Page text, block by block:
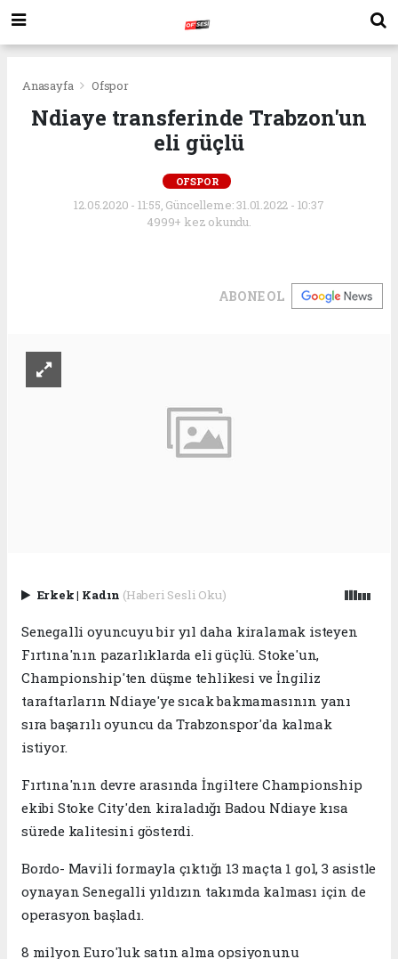
Anasayfa Ofspor
Ndiaye transferinde Trabzon'un
eli güçlü
OFSPOR
12.05.2020 - 11:55, Güncelleme: 31.01.2022 - 10:37
4999+ kez okundu.
ABONE OL
Erkek| Kadın (Haberi Sesli Oku)
Senegalli oyuncuyu bir yıl daha kiralamak isteyen
Fırtına'nın pazarlıklarda eli güçlü. Stoke'un,
Championship'ten düşme tehlikesi ve İngiliz
taraftarların Ndiaye'ye sıcak bakmamasının yanı
sıra başarılı oyuncu da Trabzonspor'da kalmak
istiyor.
Fırtına'nın devre arasında İngiltere Championship
ekibi Stoke City'den kiraladığı Badou Ndiaye kısa
sürede kalitesini gösterdi.
Bordo- Mavili formayla çıktığı 13 maçta 1 gol, 3 asistle
oynayan Senegalli yıldızın takımda kalması için de
operasyon başladı.
8 milyon Euro'luk satın alma opsiyonunu